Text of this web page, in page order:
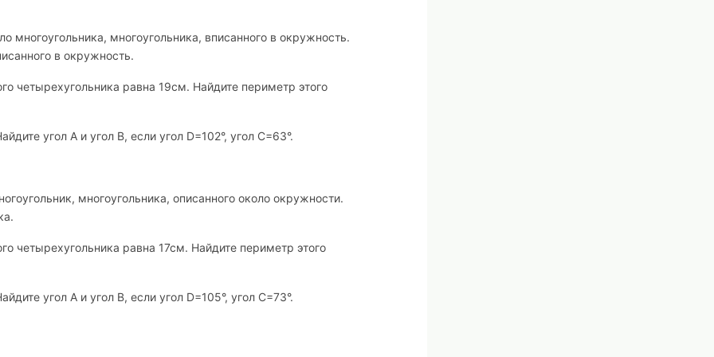
многоугольника, многоугольника, вписанного в окружность.
в окружность.
четырехугольника равна 19см. Найдите периметр этого
угол А и угол В, если угол D=102°, угол С=63°.
многоугольника, описанного около окружности.
четырехугольника равна 17см. Найдите периметр этого
угол А и угол В, если угол D=105°, угол С=73°.